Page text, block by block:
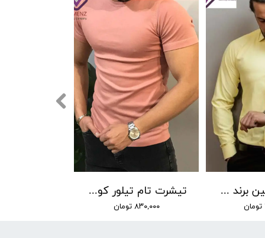
تیشرت تام تیلور کوتاه کد 20
۸۳۰,۰۰۰ تومان
پیراهن دوشین برند by lino زرد